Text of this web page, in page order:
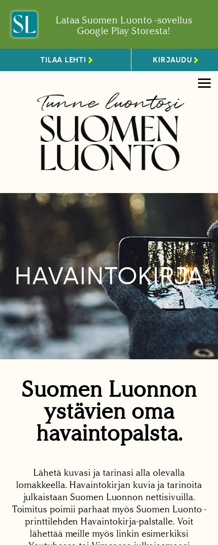
Lataa Suomen Luonto -sovellus
Google Play Storesta!
TILAA LEHTI KIRJAUDU
HAVAINTOKIRJA
Suomen Luonnon
ystävien oma
havaintopalsta.
Lähetä kuvasi ja tarinasi alla olevalla
lomakkeella. Havaintokirjan kuvia ja tarinoita
julkaistaan Suomen Luonnon nettisivuilla.
Toimitus poimii parhaat myös Suomen Luonto -
printtilehden Havaintokirja-palstalle. Voit
lähettää meille myös linkin esimerkiksi